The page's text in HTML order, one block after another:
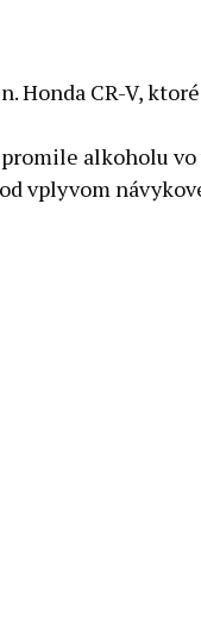
Honda CR-V,
alkoholu
vplyvom